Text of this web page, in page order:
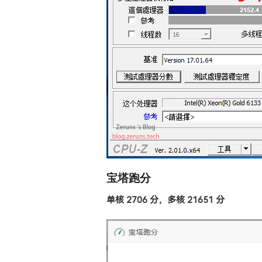
宝塔跑分
单核 2706 分，多核 21651 分